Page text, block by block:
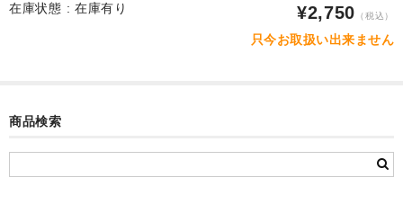
在庫状態 : 在庫有り ¥2,750 （税込）
只今お取扱い出来ません
商品検索